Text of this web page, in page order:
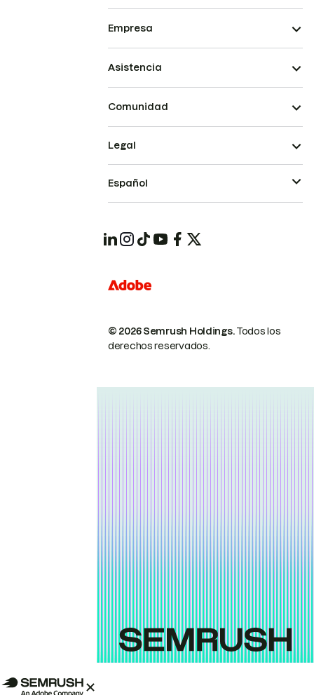
Empresa
Asistencia
Comunidad
© 2026 Semrush Holdings.Todos los
derechos reservados.
Legal
Español